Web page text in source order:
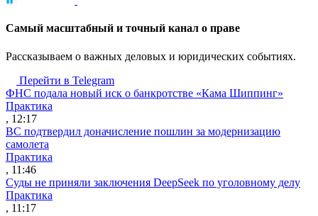
Cамый масштабный и точный канал о праве
Рассказываем о важных деловых и юридических событиях.
Перейти в Telegram
ФНС подала новый иск о банкротстве «Кама Шиппинг»
Практика
, 12:17
ВС подтвердил доначисление пошлин за модернизацию
самолета
Практика
, 11:46
Суды не приняли заключения DeepSeek по уголовному делу
Практика
, 11:17